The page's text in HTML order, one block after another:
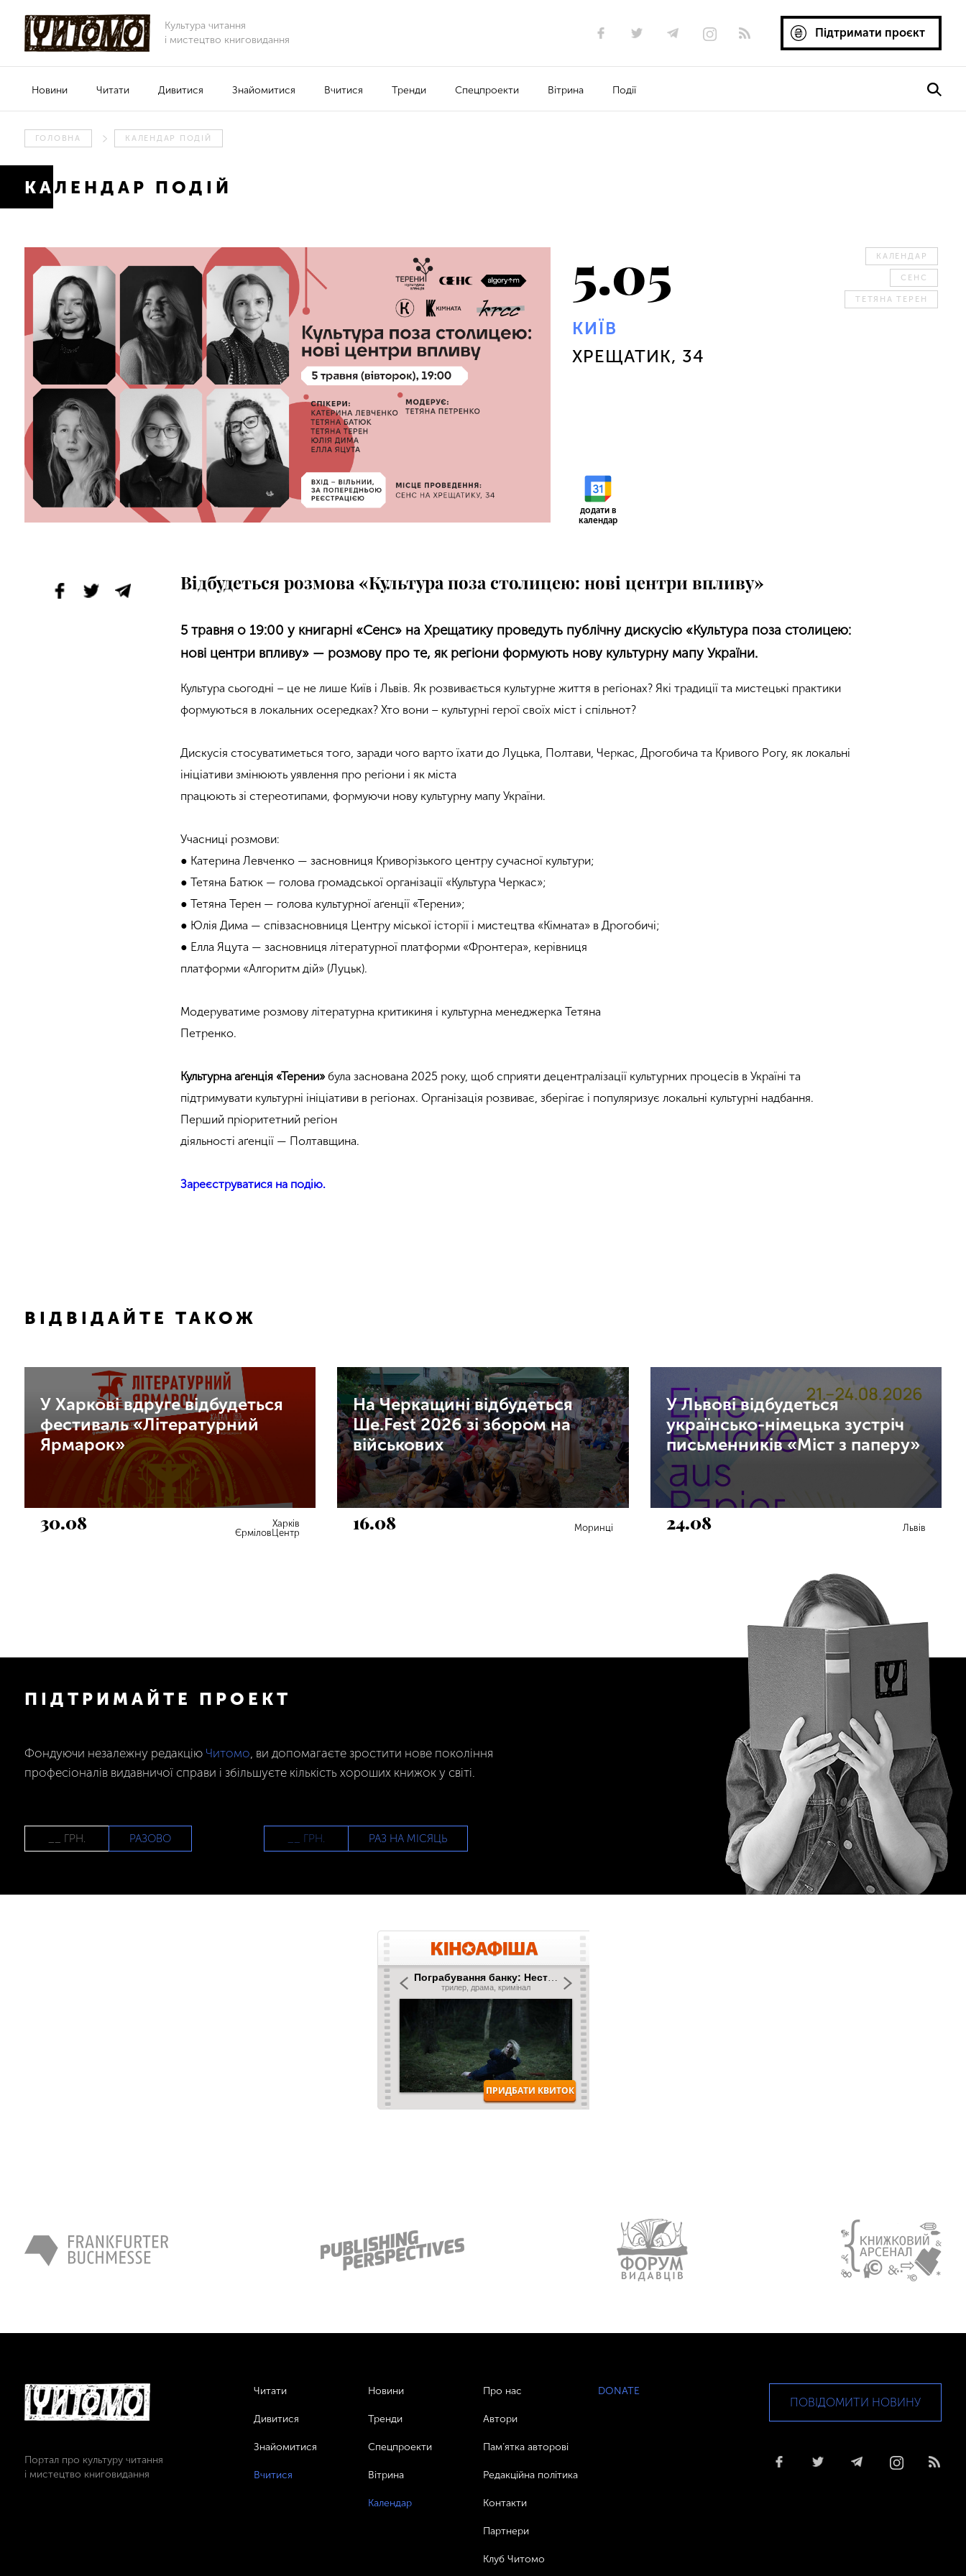
Культура читання
і мистецтво книговидання
Підтримати проєкт
Новини Читати Дивитися Знайомитися Вчитися Тренди Спецпроекти Вітрина Події
ГОЛОВНА КАЛЕНДАР ПОДІЙ
КАЛЕНДАР ПОДІЙ
5.05
КИЇВ
ХРЕЩАТИК, 34
КАЛЕНДАР
СЕНС
ТЕТЯНА ТЕРЕН
додати в
календар
Відбудеться розмова «Культура поза столицею: нові центри впливу»
5 травня о 19:00 у книгарні «Сенс» на Хрещатику проведуть публічну дискусію «Культура поза столицею:
нові центри впливу» — розмову про те, як регіони формують нову культурну мапу України.
Культура сьогодні – це не лише Київ і Львів. Як розвивається культурне життя в регіонах? Які традиції та мистецькі практики
формуються в локальних осередках? Хто вони – культурні герої своїх міст і спільнот?
Дискусія стосуватиметься того, заради чого варто їхати до Луцька, Полтави, Черкас, Дрогобича та Кривого Рогу, як локальні
ініціативи змінюють уявлення про регіони і як міста
працюють зі стереотипами, формуючи нову культурну мапу України.
Учасниці розмови:
● Катерина Левченко — засновниця Криворізького центру сучасної культури;
● Тетяна Батюк — голова громадської організації «Культура Черкас»;
● Тетяна Терен — голова культурної аґенції «Терени»;
● Юлія Дима — співзасновниця Центру міської історії і мистецтва «Кімната» в Дрогобичі;
● Елла Яцута — засновниця літературної платформи «Фронтера», керівниця
платформи «Алгоритм дій» (Луцьк).
Модеруватиме розмову літературна критикиня і культурна менеджерка Тетяна
Петренко.
Культурна аґенція «Терени»була заснована 2025 року, щоб сприяти децентралізації культурних процесів в Україні та
підтримувати культурні ініціативи в регіонах. Організація розвиває, зберігає і популяризує локальні культурні надбання.
Перший пріоритетний регіон
діяльності аґенції — Полтавщина.
Зареєструватися на подію.
ВІДВІДАЙТЕ ТАКОЖ
У Харкові вдруге відбудеться
фестиваль «Літературний
Ярмарок»
30.08
Харків
ЄрміловЦентр
На Черкащині відбудеться
Ше.Fest 2026 зі збором на
військових
16.08 Моринці
У Львові відбудеться
українсько-німецька зустріч
письменників «Міст з паперу»
24.08 Львів
ПІДТРИМАЙТЕ ПРОЕКТ
Фондуючи незалежну редакцію Читомо, ви допомагаєте зростити нове покоління
професіоналів видавничої справи і збільшуєте кількість хороших книжок у світі.
РАЗОВО РАЗ НА МІСЯЦЬ
Портал про культуру читання
і мистецтво книговидання
Читати
Дивитися
Знайомитися
Вчитися
Новини
Тренди
Спецпроекти
Вітрина
Календар
Про нас
Автори
Пам’ятка авторові
Редакційна політика
Контакти
Партнери
Клуб Читомо
DONATE
ПОВІДОМИТИ НОВИНУ